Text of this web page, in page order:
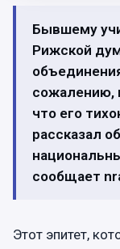
Бывшему
Рижской
сожалению,
что его
рассказал
сообщает
Этот эпитет,